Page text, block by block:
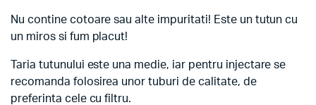
Nu contine cotoare sau alte impuritati! Este un tutun cu
un miros si fum placut!
Taria tutunului este una medie, iar pentru injectare se
recomanda folosirea unor tuburi de calitate, de
preferinta cele cu filtru.